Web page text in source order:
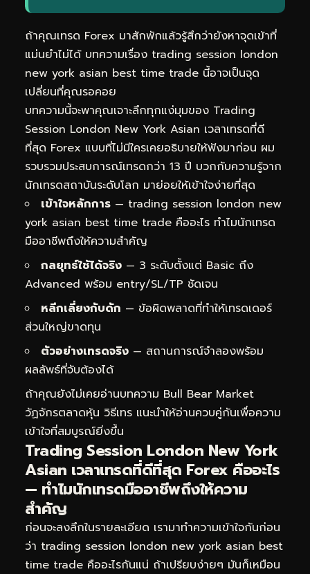
ถ้าคุณเทรด Forex มาสักพักแล้วรู้สึกว่ายังหาจุดเข้าที่
แม่นยำไม่ได้ บทความเรื่อง trading session london
new york asian best time trade นี้อาจเป็นจุด
เปลี่ยนที่คุณรอคอย
บทความนี้จะพาคุณเจาะลึกทุกแง่มุมของ Trading
Session London New York Asian เวลาเทรดที่ดี
ที่สุด Forex แบบที่ไม่มีใครเคยอธิบายให้ฟังมาก่อน ผม
รวบรวมประสบการณ์เทรดกว่า 13 ปี บวกกับความรู้จาก
นักเทรดสถาบันระดับโลก มาย่อยให้เข้าใจง่ายที่สุด
เข้าใจหลักการ — trading session london new
york asian best time trade คืออะไร ทำไมนักเทรด
มืออาชีพถึงให้ความสำคัญ
กลยุทธ์ใช้ได้จริง — 3 ระดับตั้งแต่ Basic ถึง
Advanced พร้อม entry/SL/TP ชัดเจน
หลีกเลี่ยงกับดัก — ข้อผิดพลาดที่ทำให้เทรดเดอร์
ส่วนใหญ่ขาดทุน
ตัวอย่างเทรดจริง — สถานการณ์จำลองพร้อม
ผลลัพธ์ที่จับต้องได้
ถ้าคุณยังไม่เคยอ่านบทความ Bull Bear Market
วัฏจักรตลาดหุ้น วิธีเทร แนะนำให้อ่านควบคู่กันเพื่อความ
เข้าใจที่สมบูรณ์ยิ่งขึ้น
Trading Session London New York
Asian เวลาเทรดที่ดีที่สุด Forex คืออะไร
— ทำไมนักเทรดมืออาชีพถึงให้ความ
สำคัญ
ก่อนจะลงลึกในรายละเอียด เรามาทำความเข้าใจกันก่อน
ว่า trading session london new york asian best
time trade คืออะไรกันแน่ ถ้าเปรียบง่ายๆ มันก็เหมือน